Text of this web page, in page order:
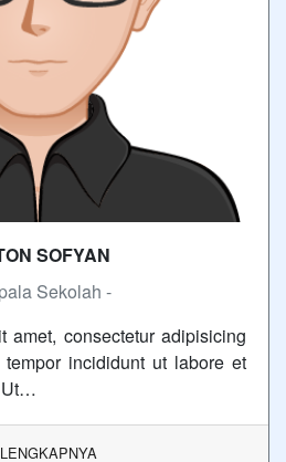
SOFYAN
Sekolah -
amet, consectetur adipisicing
incididunt ut labore et
Ut…